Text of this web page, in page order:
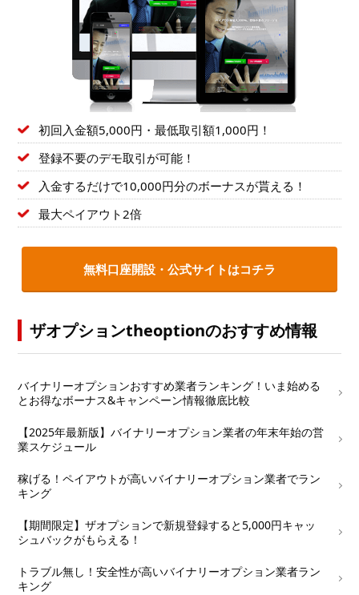
初回入金額5,000円・最低取引額1,000円！
登録不要のデモ取引が可能！
入金するだけで10,000円分のボーナスが貰える！
最大ペイアウト2倍
無料口座開設・公式サイトはコチラ
ザオプションtheoptionのおすすめ情報
バイナリーオプションおすすめ業者ランキング！いま始める
とお得なボーナス&キャンペーン情報徹底比較
【2025年最新版】バイナリーオプション業者の年末年始の営
業スケジュール
稼げる！ペイアウトが高いバイナリーオプション業者でラン
キング
【期間限定】ザオプションで新規登録すると5,000円キャッ
シュバックがもらえる！
トラブル無し！安全性が高いバイナリーオプション業者ラン
キング